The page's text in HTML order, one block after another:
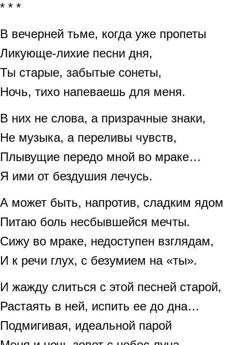
* * *
В вечерней тьме, когда уже пропеты
Ликующе-лихие песни дня,
Ты старые, забытые сонеты,
Ночь, тихо напеваешь для меня.
В них не слова, а призрачные знаки,
Не музыка, а переливы чувств,
Плывущие передо мной во мраке…
Я ими от бездушия лечусь.
А может быть, напротив, сладким ядом
Питаю боль несбывшейся мечты.
Сижу во мраке, недоступен взглядам,
И к речи глух, с безумием на «ты».
И жажду слиться с этой песней старой,
Растаять в ней, испить ее до дна…
Подмигивая, идеальной парой